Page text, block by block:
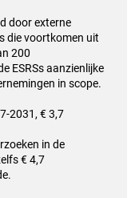
door externe
die voortkomen uit
200
ESRSs aanzienlijke
in scope.
2031, € 3,7
in de
€ 4,7